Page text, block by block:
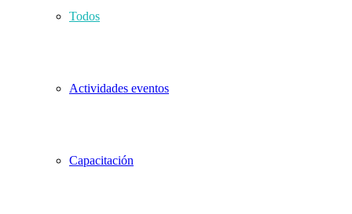
Todos
Actividades eventos
Capacitación